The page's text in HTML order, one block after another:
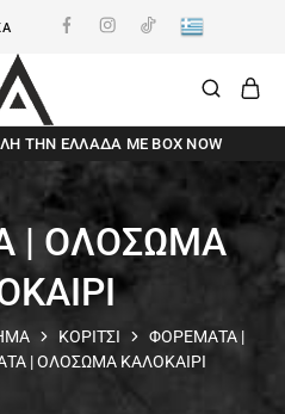
ΤΗΝ ΕΛΛΆΔΑ ΜΕ BOX NOW
ΚΟΡΙΤΣΙ
ΦΟΡΕΜΑΤΑ |
| ΟΛΟΣΩΜΑ ΚΑΛΟΚΑΙΡΙ
| ΟΛΟΣΩΜΑ